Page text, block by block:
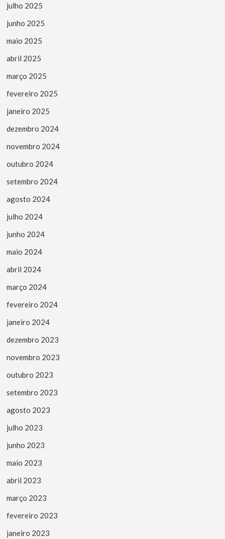
julho 2025
junho 2025
maio 2025
abril 2025
março 2025
fevereiro 2025
janeiro 2025
dezembro 2024
novembro 2024
outubro 2024
setembro 2024
agosto 2024
julho 2024
junho 2024
maio 2024
abril 2024
março 2024
fevereiro 2024
janeiro 2024
dezembro 2023
novembro 2023
outubro 2023
setembro 2023
agosto 2023
julho 2023
junho 2023
maio 2023
abril 2023
março 2023
fevereiro 2023
janeiro 2023